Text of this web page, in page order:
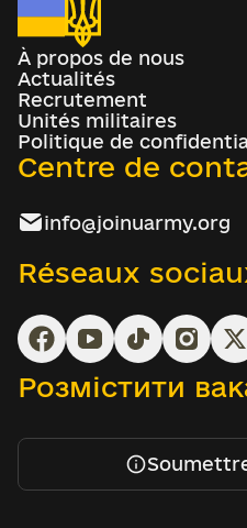
À propos de nous
Actualités
Recrutement
Unités militaires
Politique de
Centre de
info@joinuarmy.org
Réseaux
Розмістити